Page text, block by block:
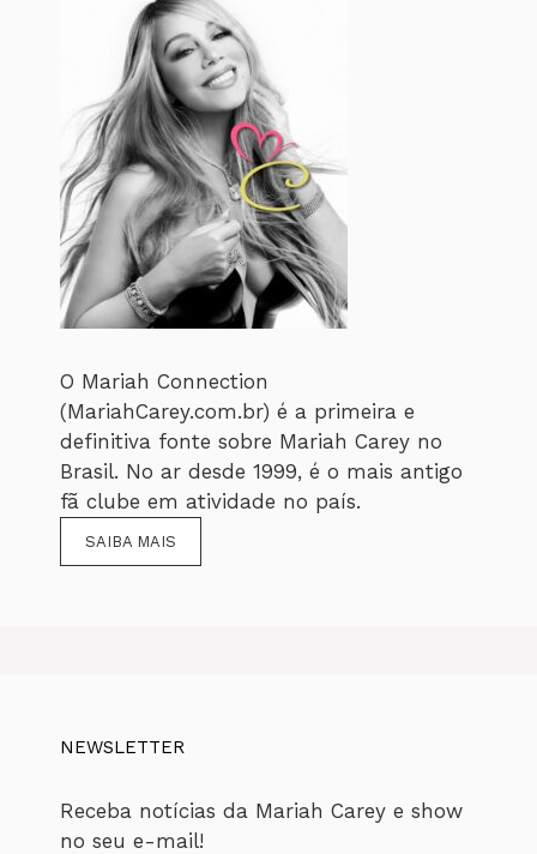
O Mariah Connection
(MariahCarey.com.br) é a primeira e
definitiva fonte sobre Mariah Carey no
Brasil. No ar desde 1999, é o mais antigo
fã clube em atividade no país.
SAIBA MAIS
NEWSLETTER
Receba notícias da Mariah Carey e show
no seu e-mail!